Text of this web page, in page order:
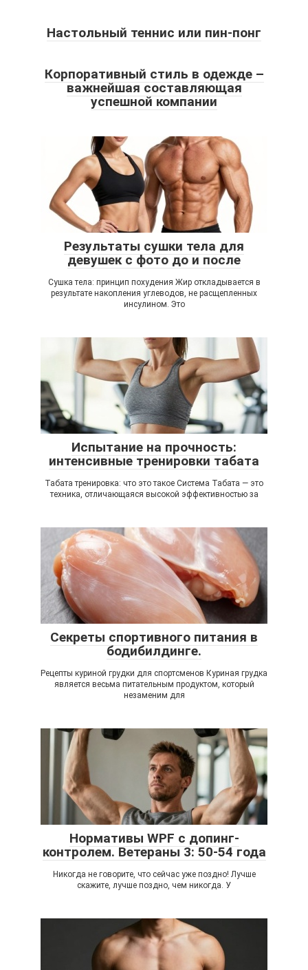
Настольный теннис или пин-понг
Корпоративный стиль в одежде –
важнейшая составляющая
успешной компании
Результаты сушки тела для
девушек с фото до и после
Сушка тела: принцип похудения Жир откладывается в
результате накопления углеводов, не расщепленных
инсулином. Это
Испытание на прочность:
интенсивные тренировки табата
Табата тренировка: что это такое Система Табата — это
техника, отличающаяся высокой эффективностью за
Секреты спортивного питания в
бодибилдинге.
Рецепты куриной грудки для спортсменов Куриная грудка
является весьма питательным продуктом, который
незаменим для
Нормативы WPF с допинг-
контролем. Ветераны 3: 50-54 года
Никогда не говорите, что сейчас уже поздно! Лучше
скажите, лучше поздно, чем никогда. У